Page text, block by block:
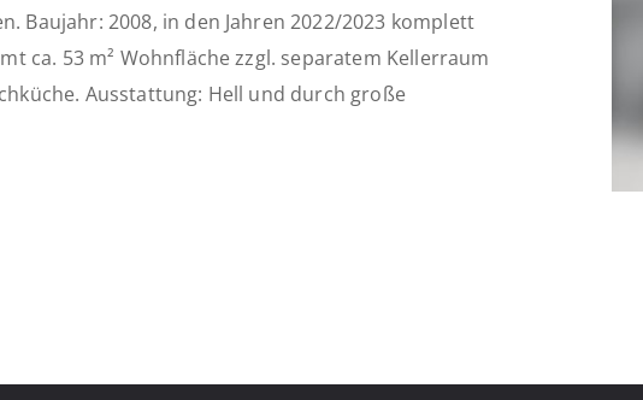
Baujahr: 2008, in den Jahren 2022/2023 komplett
ca. 53 m² Wohnfläche zzgl. separatem Kellerraum
Ausstattung: Hell und durch große